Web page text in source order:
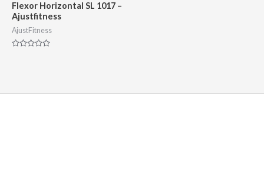
Flexor Horizontal SL 1017 –
Ajustfitness
AjustFitness